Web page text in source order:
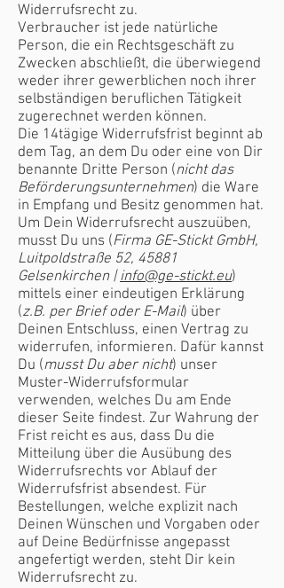
Widerrufsrecht zu.
Verbraucher ist jede natürliche
Person, die ein Rechtsgeschäft zu
Zwecken abschließt, die überwiegend
weder ihrer gewerblichen noch ihrer
selbständigen beruflichen Tätigkeit
zugerechnet werden können.
Die 14tägige Widerrufsfrist beginnt ab
dem Tag, an dem Du oder eine von Dir
benannte Dritte Person (nicht das
Beförderungsunternehmen) die Ware
in Empfang und Besitz genommen hat.
Um Dein Widerrufsrecht auszuüben,
musst Du uns (Firma GE-Stickt GmbH,
Luitpoldstraße 52, 45881
Gelsenkirchen |info@ge-stickt.eu)
mittels einer eindeutigen Erklärung
(z.B. per Brief oder E-Mail) über
Deinen Entschluss, einen Vertrag zu
widerrufen, informieren. Dafür kannst
Du (musst Du aber nicht) unser
Muster-Widerrufsformular
verwenden, welches Du am Ende
dieser Seite findest. Zur Wahrung der
Frist reicht es aus, dass Du die
Mitteilung über die Ausübung des
Widerrufsrechts vor Ablauf der
Widerrufsfrist absendest. Für
Bestellungen, welche explizit nach
Deinen Wünschen und Vorgaben oder
auf Deine Bedürfnisse angepasst
angefertigt werden, steht Dir kein
Widerrufsrecht zu.